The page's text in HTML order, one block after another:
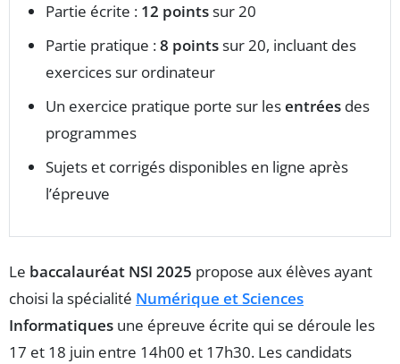
Partie écrite : 12 pointssur 20
Partie pratique :8 pointssur 20, incluant des
exercices sur ordinateur
Un exercice pratique porte sur lesentrées des
programmes
Sujets et corrigés disponibles en ligne après
l’épreuve
Le baccalauréat NSI 2025 propose aux élèves ayant
choisi la spécialité Numérique et Sciences
Informatiques une épreuve écrite qui se déroule les
17 et 18 juin entre 14h00 et 17h30. Les candidats